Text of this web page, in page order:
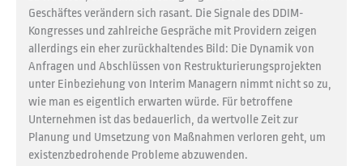
Geschäftes verändern sich rasant. Die Signale des DDIM-
Kongresses und zahlreiche Gespräche mit Providern zeigen
allerdings ein eher zurückhaltendes Bild: Die Dynamik von
Anfragen und Abschlüssen von Restrukturierungsprojekten
unter Einbeziehung von Interim Managern nimmt nicht so zu,
wie man es eigentlich erwarten würde. Für betroffene
Unternehmen ist das bedauerlich, da wertvolle Zeit zur
Planung und Umsetzung von Maßnahmen verloren geht, um
existenzbedrohende Probleme abzuwenden.